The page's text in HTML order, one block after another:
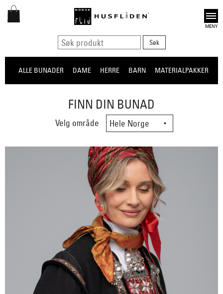
Open
ALLE BUNADER DAME HERRE BARN MATERIALPAKKER
FINN DIN BUNAD
Velg område